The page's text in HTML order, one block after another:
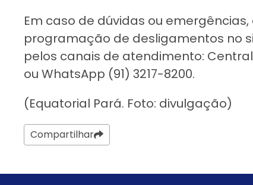
Em caso de dúvidas ou
programação de desligamentos no
pelos canais de atendimento:
ou WhatsApp (91) 3217-8200.
(Equatorial Pará. Foto: divulgação)
Compartilhar